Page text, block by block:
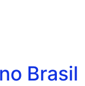
Brasil